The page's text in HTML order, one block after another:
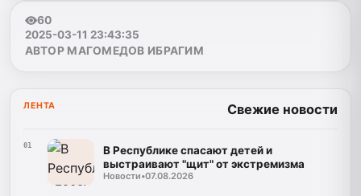
60
2025-03-11 23:43:35
АВТОР МАГОМЕДОВ ИБРАГИМ
ЛЕНТА Свежие новости
01
В Республике спасают детей и
выстраивают "щит" от экстремизма
Новости•07.08.2026